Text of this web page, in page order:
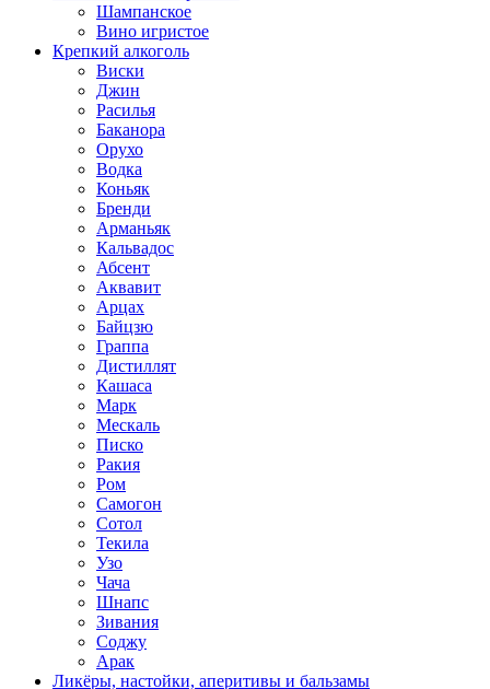
Шампанское
Вино игристое
Крепкий алкоголь
Виски
Джин
Расилья
Баканора
Орухо
Водка
Коньяк
Бренди
Арманьяк
Кальвадос
Абсент
Аквавит
Арцах
Байцзю
Граппа
Дистиллят
Кашаса
Марк
Мескаль
Писко
Ракия
Ром
Самогон
Сотол
Текила
Узо
Чача
Шнапс
Зивания
Соджу
Арак
Ликёры, настойки, аперитивы и бальзамы